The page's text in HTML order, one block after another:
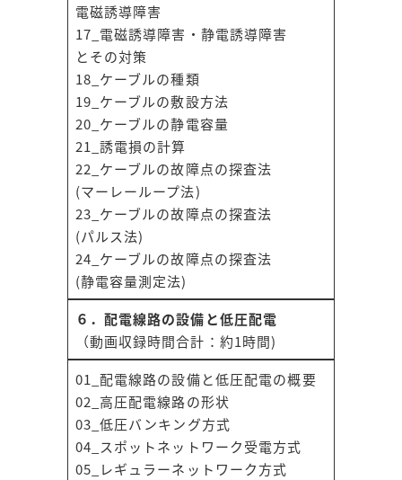
電磁誘導障害
17_電磁誘導障害・静電誘導障害
とその対策
18_ケーブルの種類
19_ケーブルの敷設方法
20_ケーブルの静電容量
21_誘電損の計算
22_ケーブルの故障点の探査法
(マーレーループ法)
23_ケーブルの故障点の探査法
(パルス法)
24_ケーブルの故障点の探査法
(静電容量測定法)
６．配電線路の設備と低圧配電
（動画収録時間合計：約1時間)
01_配電線路の設備と低圧配電の概要
02_高圧配電線路の形状
03_低圧バンキング方式
04_スポットネットワーク受電方式
05_レギュラーネットワーク方式